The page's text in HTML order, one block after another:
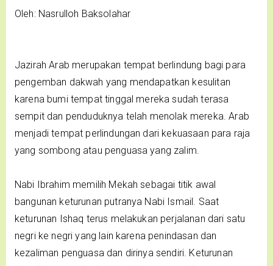
Oleh: Nasrulloh Baksolahar
Jazirah Arab merupakan tempat berlindung bagi para
pengemban dakwah yang mendapatkan kesulitan
karena bumi tempat tinggal mereka sudah terasa
sempit dan penduduknya telah menolak mereka. Arab
menjadi tempat perlindungan dari kekuasaan para raja
yang sombong atau penguasa yang zalim.
Nabi Ibrahim memilih Mekah sebagai titik awal
bangunan keturunan putranya Nabi Ismail. Saat
keturunan Ishaq terus melakukan perjalanan dari satu
negri ke negri yang lain karena penindasan dan
kezaliman penguasa dan dirinya sendiri. Keturunan